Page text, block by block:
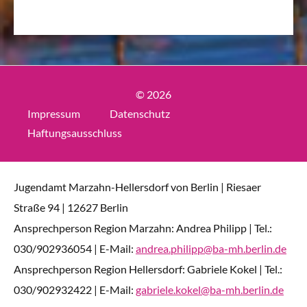
© 2026
Impressum
Datenschutz
Haftungsausschluss
Jugendamt Marzahn-Hellersdorf von Berlin | Riesaer
Straße 94 | 12627 Berlin
Ansprechperson Region Marzahn: Andrea Philipp | Tel.:
030/902936054 | E-Mail: andrea.philipp@ba-mh.berlin.de
Ansprechperson Region Hellersdorf: Gabriele Kokel | Tel.:
030/902932422 | E-Mail: gabriele.kokel@ba-mh.berlin.de